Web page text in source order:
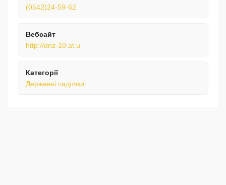
(0542)24-59-62
Вебсайт
http://dnz-10.at.u
Категорії
Державні садочки